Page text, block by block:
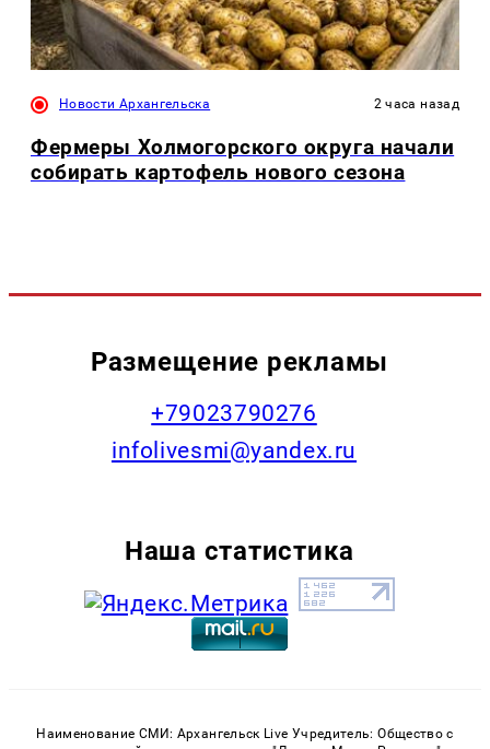
Новости Архангельска 2 часа назад
Фермеры Холмогорского округа начали
собирать картофель нового сезона
Размещение рекламы
+79023790276
infolivesmi@yandex.ru
Наша статистика
Наименование СМИ: Архангельск Live Учредитель: Общество с